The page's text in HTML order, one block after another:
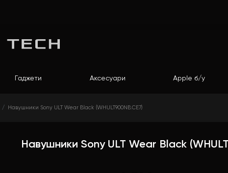
Гаджети Аксесуари Apple б/у
Навушники Sony ULT Wear Black (WHULT900NB.CE7)
Навушники Sony ULT Wear Black